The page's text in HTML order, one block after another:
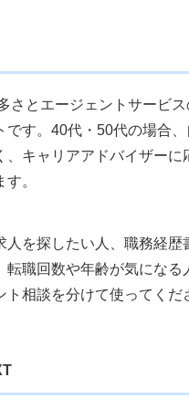
さとエージェントサービ
です。40代・50代の場合、
、キャリアアドバイザーに
。
人を探したい人、職務経歴
転職回数や年齢が気になる
相談を分けて使ってくだ